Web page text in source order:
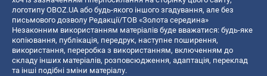
логотипу OBOZ.UA або будь-якого іншого згадування, але без
письмового дозволу Редакції/ТОВ «Золота середина»
Незаконним використанням матеріалів буде вважатися: будь-яке
копiювання, публiкацiя, передрук, наступне поширення,
використання, переробка з використанням, включенням до
складу інших матеріалів, розповсюдження, адаптація, переклад
та інші подібні зміни матеріалу.